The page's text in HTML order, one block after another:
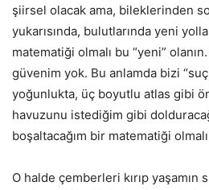
şiirsel olacak ama, bileklerinden
yukarısında, bulutlarında yeni
matematiği olmalı bu “yeni”
güvenim yok. Bu anlamda bizi “suç
yoğunlukta, üç boyutlu atlas gibi
havuzunu istediğim gibi
boşaltacağım bir matematiği
O halde çemberleri kırıp yaşamın